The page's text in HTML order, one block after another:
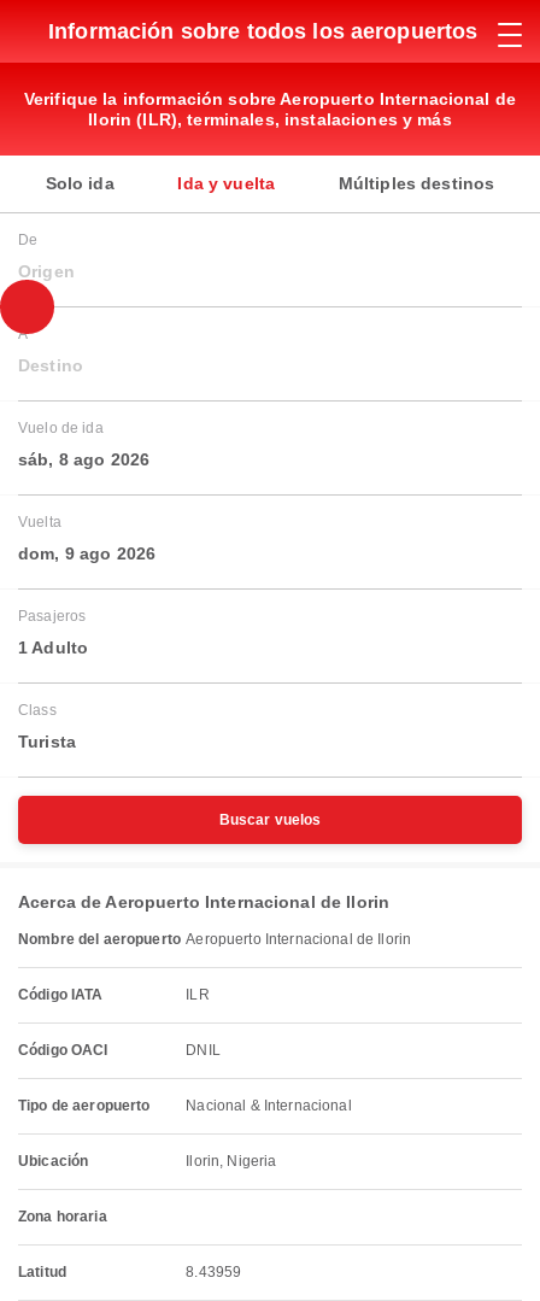
Información sobre todos los aeropuertos
Verifique la información sobre Aeropuerto Internacional de
Ilorin (ILR), terminales, instalaciones y más
Solo ida Ida y vuelta Múltiples destinos
De
Origen
A
Destino
Vuelo de ida
sáb, 8 ago 2026
Vuelta
dom, 9 ago 2026
Pasajeros
1 Adulto
Class
Turista
Buscar vuelos
Acerca de Aeropuerto Internacional de Ilorin
Nombre del aeropuerto Aeropuerto Internacional de Ilorin
Código IATA ILR
Código OACI DNIL
Tipo de aeropuerto Nacional & Internacional
Ubicación Ilorin, Nigeria
Zona horaria
Latitud 8.43959